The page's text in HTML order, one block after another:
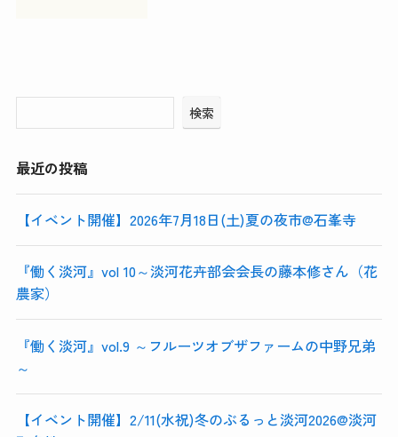
検索
最近の投稿
【イベント開催】2026年7月18日(土)夏の夜市@石峯寺
『働く淡河』vol 10～淡河花卉部会会長の藤本修さん（花
農家）
『働く淡河』vol.9 ～フルーツオブザファームの中野兄弟
～
【イベント開催】2/11(水祝)冬のぶるっと淡河2026@淡河